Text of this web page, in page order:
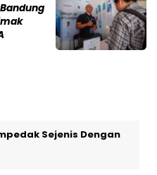
Sejenis Dengan